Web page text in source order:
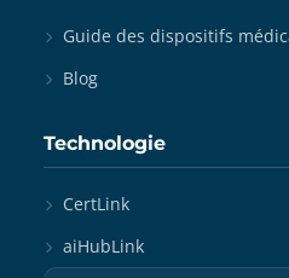
Guide des dispositifs
Blog
Technologie
CertLink
aiHubLink